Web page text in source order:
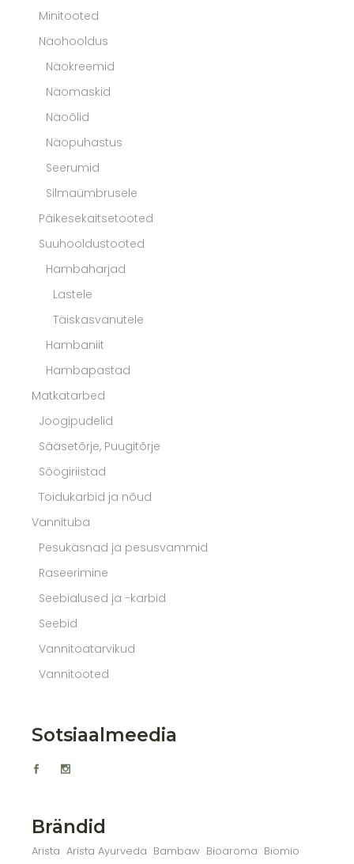
Minitooted
Näohooldus
Näokreemid
Näomaskid
Näoõlid
Näopuhastus
Seerumid
Silmaümbrusele
Päikesekaitsetooted
Suuhooldustooted
Hambaharjad
Lastele
Täiskasvanutele
Hambaniit
Hambapastad
Matkatarbed
Joogipudelid
Sääsetõrje, Puugitõrje
Söögiriistad
Toidukarbid ja nõud
Vannituba
Pesukäsnad ja pesusvammid
Raseerimine
Seebialused ja -karbid
Seebid
Vannitoatarvikud
Vannitooted
Sotsiaalmeedia
Brändid
Arista Arista Ayurveda Bambaw Bioaroma Biomio